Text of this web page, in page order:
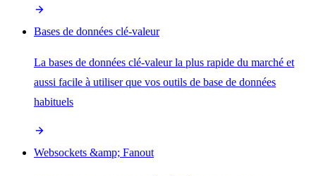
Bases de données clé-valeur
La bases de données clé-valeur la plus rapide du marché et
aussi facile à utiliser que vos outils de base de données
habituels
Websockets &amp; Fanout